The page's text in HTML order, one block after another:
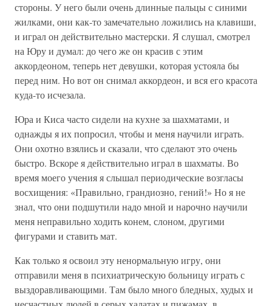
стороны. У него были очень длинные пальцы с синими
жилками, они как-то замечательно ложились на клавиши,
и играл он действительно мастерски. Я слушал, смотрел
на Юру и думал: до чего же он красив с этим
аккордеоном, теперь нет девушки, которая устояла бы
перед ним. Но вот он снимал аккордеон, и вся его красота
куда-то исчезала.
Юра и Киса часто сидели на кухне за шахматами, и
однажды я их попросил, чтобы и меня научили играть.
Они охотно взялись и сказали, что сделают это очень
быстро. Вскоре я действительно играл в шахматы. Во
время моего учения я слышал периодические возгласы
восхищения: «Правильно, грандиозно, гений!» Но я не
знал, что они подшутили надо мной и нарочно научили
меня неправильно ходить конем, слоном, другими
фигурами и ставить мат.
Как только я освоил эту ненормальную игру, они
отправили меня в психиатрическую больницу играть с
выздоравливающими. Там было много бледных, худых и